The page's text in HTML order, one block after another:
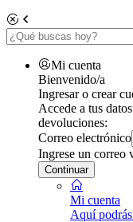
Mi cuenta
Bienvenido/a
Ingresar o crear
Accede a tus
devoluciones:
Correo electrónico
Ingrese un correo
Continuar
Mi cuenta
Aquí